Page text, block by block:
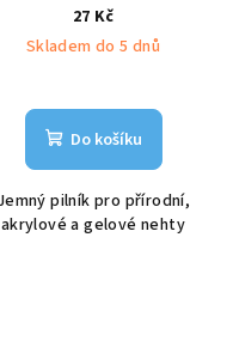
27 Kč
Skladem do 5 dnů
Do košíku
pilník pro přírodní,
akrylové a gelové nehty